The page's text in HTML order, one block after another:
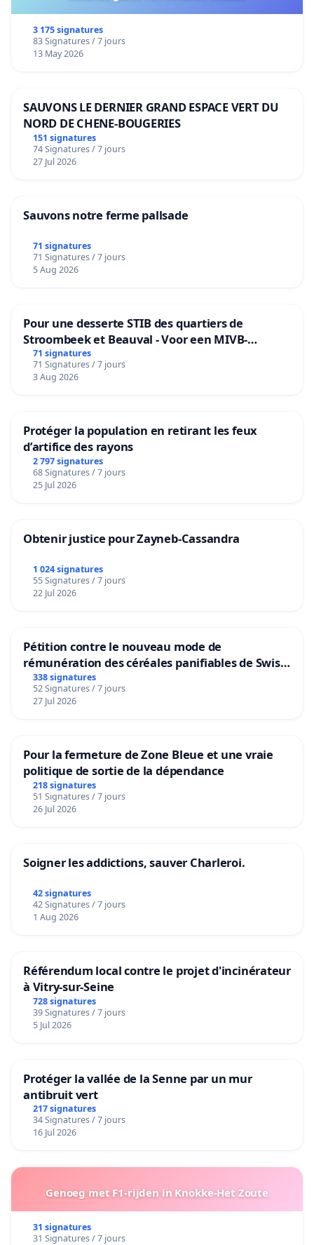
3 175 signatures
83 Signatures / 7 jours
13 May 2026
SAUVONS LE DERNIER GRAND ESPACE VERT DU
NORD DE CHENE-BOUGERIES
151 signatures
74 Signatures / 7 jours
27 Jul 2026
Sauvons notre ferme pallsade
71 signatures
71 Signatures / 7 jours
5 Aug 2026
Pour une desserte STIB des quartiers de
Stroombeek et Beauval - Voor een MIVB-
bediening van de wijken Strombeek en Het
Voor
71 signatures
71 Signatures / 7 jours
3 Aug 2026
Protéger la population en retirant les feux
d’artifice des rayons
2 797 signatures
68 Signatures / 7 jours
25 Jul 2026
Obtenir justice pour Zayneb-Cassandra
1 024 signatures
55 Signatures / 7 jours
22 Jul 2026
Pétition contre le nouveau mode de
rémunération des céréales panifiables de Swiss
granum basé sur la teneur en protéines
338 signatures
52 Signatures / 7 jours
27 Jul 2026
Pour la fermeture de Zone Bleue et une vraie
politique de sortie de la dépendance
218 signatures
51 Signatures / 7 jours
26 Jul 2026
Soigner les addictions, sauver Charleroi.
42 signatures
42 Signatures / 7 jours
1 Aug 2026
Référendum local contre le projet d'incinérateur
à Vitry-sur-Seine
728 signatures
39 Signatures / 7 jours
5 Jul 2026
Protéger la vallée de la Senne par un mur
antibruit vert
217 signatures
34 Signatures / 7 jours
16 Jul 2026
Genoeg met F1-rijden in Knokke-Het Zoute
31 signatures
31 Signatures / 7 jours